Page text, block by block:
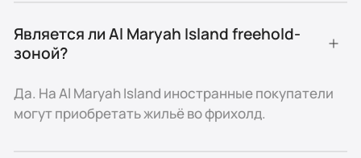
Апартаменты стартуют от 520 000 AED, а
миллионов дирхамов. Средняя доходность аренды
составляет 5–6%, чему способствует высокий
спрос со стороны профессионалов и арендаторов,
Является ли Al Maryah Island freehold-
зоной?
Да. На Al Maryah Island иностранные покупатели
могут приобретать жильё во фрихолд.